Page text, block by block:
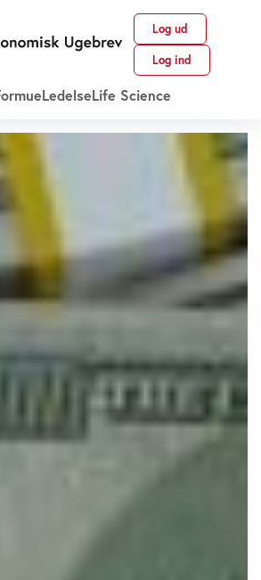
Log ud
Log ind
LedelseLife Science